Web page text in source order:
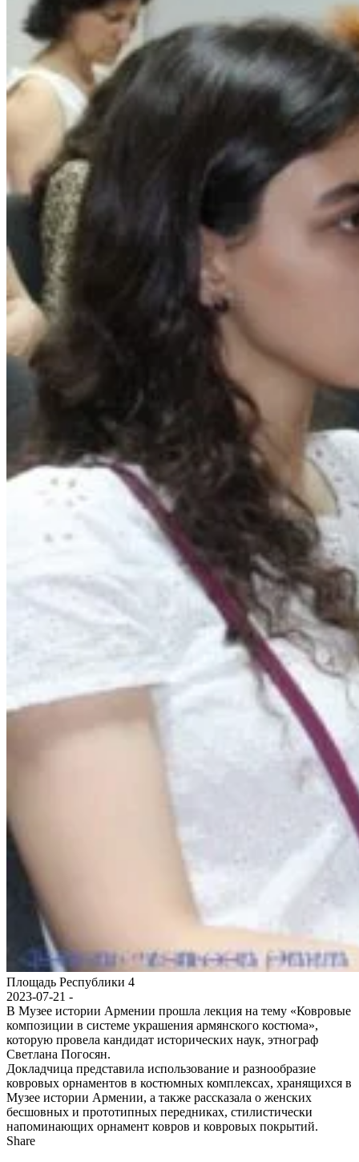
Площадь Республики 4
2023-07-21 -
В Музее истории Армении прошла лекция на тему «Ковровые
композиции в системе украшения армянского костюма»,
которую провела кандидат исторических наук, этнограф
Светлана Погосян.
Докладчица представила использование и разнообразие
ковровых орнаментов в костюмных комплексах, хранящихся в
Музее истории Армении, а также рассказала о женских
бесшовных и прототипных передниках, стилистически
напоминающих орнамент ковров и ковровых покрытий.
Share